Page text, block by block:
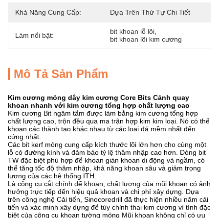
Khả Năng Cung Cấp: Dựa Trên Thứ Tự Chi Tiết
Làm nổi bật: bit khoan lỗ lõi
bit khoan lõi kim cương
Mô Tả Sản Phẩm
Kim cương mỏng dây kim cương Core Bits Cảnh quay
khoan nhanh với kim cương tổng hợp chất lượng cao
Kim cương Bit ngâm tẩm được làm bằng kim cương tổng hợp
chất lượng cao, trộn đều qua ma trận hợp kim kim loại. Nó có thể
khoan các thành tạo khác nhau từ các loại đá mềm nhất đến
cứng nhất.
Các bit kerf mỏng cung cấp kích thước lõi lớn hơn cho cùng một
lỗ có đường kính và đảm bảo tỷ lệ thâm nhập cao hơn.
Dòng bit
TW đặc biệt phù hợp để khoan giàn khoan di động và ngầm, có
thể tăng tốc độ thâm nhập, khả năng khoan sâu và giảm trọng
lượng của các hệ thống ITH.
Là công cụ cắt chính để khoan, chất lượng của mũi khoan có ảnh
hưởng trực tiếp đến hiệu quả khoan và chi phí xây dựng.
Dựa
trên công nghệ Cải tiến, Sinocoredrill đã thực hiện nhiều năm cải
tiến và xác minh xây dựng để tùy chỉnh thai kim cương vì tính đặc
biệt của công cụ khoan tường mỏng Mũi khoan không chỉ có ưu